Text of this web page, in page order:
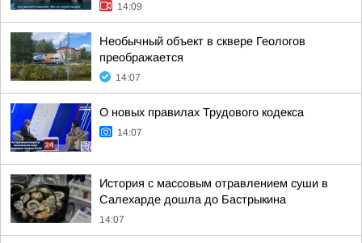
14:09
Необычный объект в сквере Геологов
преображается
14:07
О новых правилах Трудового кодекса
14:07
История с массовым отравлением суши в
Салехарде дошла до Бастрыкина
14:07